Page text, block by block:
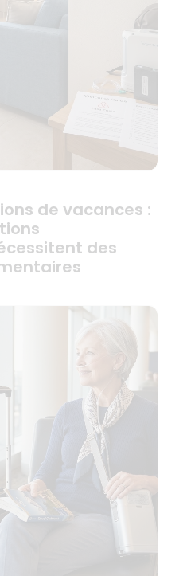
de vacances :
des